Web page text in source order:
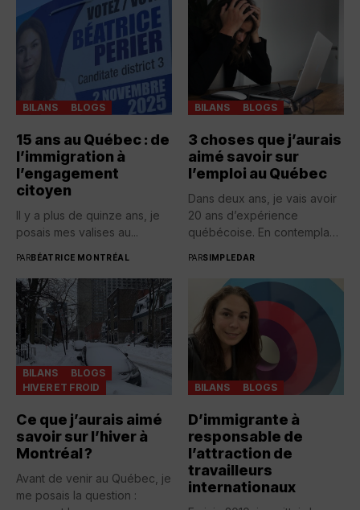
BILANS BLOGS
15 ans au Québec : de
l’immigration à
l’engagement
citoyen
Il y a plus de quinze ans, je
posais mes valises au...
PARBÉATRICE MONTRÉAL
BILANS BLOGS
3 choses que j’aurais
aimé savoir sur
l’emploi au Québec
Dans deux ans, je vais avoir
20 ans d’expérience
québécoise. En contemplant
PARSIMPLEDAR
BILANS
BLOGS
HIVER ET FROID
Ce que j’aurais aimé
savoir sur l’hiver à
Montréal ?
Avant de venir au Québec, je
me posais la question :
BILANS BLOGS
D’immigrante à
responsable de
l’attraction de
travailleurs
internationaux